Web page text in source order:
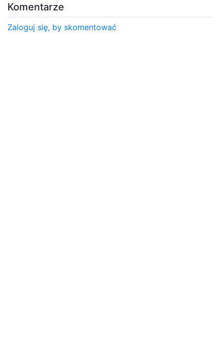
Komentarze
Zaloguj się, by skomentować